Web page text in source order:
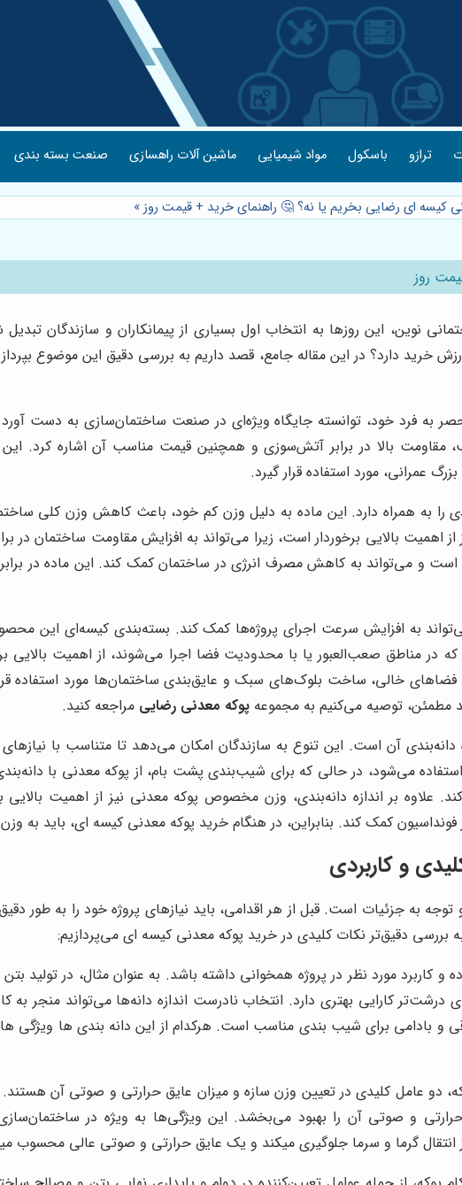
ترازو باسکول مواد شیمیایی ماشین آلات راهسازی صنعت بسته بندی
کیسه ای رضایی بخریم یا نه؟ 🤔 راهنمای خرید + قیمت روز»
روز
نوین، این روزها به انتخاب اول بسیاری از پیمانکاران و سازندگان
خرید دارد؟ در این مقاله جامع، قصد داریم به بررسی دقیق این موضوع
به فرد خود، توانسته جایگاه ویژه‌ای در صنعت ساختمان‌سازی به دست
بالا در برابر آتش‌سوزی و همچنین قیمت مناسب آن اشاره کرد. این
عمرانی، مورد استفاده قرار گیرد.
را به همراه دارد. این ماده به دلیل وزن کم خود، باعث کاهش وزن کلی
اهمیت بالایی برخوردار است، زیرا می‌تواند به افزایش مقاومت ساختمان در
و می‌تواند به کاهش مصرف انرژی در ساختمان کمک کند. این ماده در
به افزایش سرعت اجرای پروژه‌ها کمک کند. بسته‌بندی کیسه‌ای این
در مناطق صعب‌العبور یا با محدودیت فضا اجرا می‌شوند، از اهمیت
خالی، ساخت بلوک‌های سبک و عایق‌بندی ساختمان‌ها مورد استفاده
مطمئن، توصیه می‌کنیم به مجموعه پوکه معدنی رضایی مراجعه کنید.
آن است. این تنوع به سازندگان امکان می‌دهد تا متناسب با
استفاده می‌شود، در حالی که برای شیب‌بندی پشت بام، از پوکه معدنی با
علاوه بر اندازه دانه‌بندی، وزن مخصوص پوکه معدنی نیز از اهمیت
فونداسیون کمک کند. بنابراین، در هنگام خرید پوکه معدنی کیسه ای، باید به
و کاربردی
به جزئیات است. قبل از هر اقدامی، باید نیازهای پروژه خود را به طور
بررسی دقیق‌تر نکات کلیدی در خرید پوکه معدنی کیسه ای می‌پردازیم:
و کاربرد مورد نظر در پروژه همخوانی داشته باشد. به عنوان مثال، در تولید
درشت‌تر کارایی بهتری دارد. انتخاب نادرست اندازه دانه‌ها می‌تواند منجر
و بادامی برای شیب بندی مناسب است. هرکدام از این دانه بندی ها ویژگی
عامل کلیدی در تعیین وزن سازه و میزان عایق حرارتی و صوتی آن
و صوتی آن را بهبود می‌بخشد. این ویژگی‌ها به ویژه در
از انتقال گرما و سرما جلوگیری میکند و یک عایق حرارتی و صوتی عالی محسوب